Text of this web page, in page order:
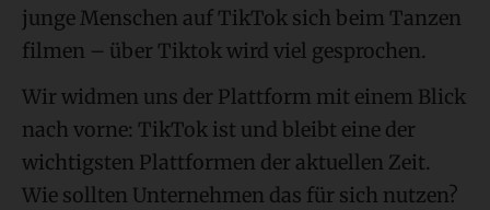
junge Menschen auf TikTok sich beim Tanzen
filmen – über Tiktok wird viel gesprochen.
Wir widmen uns der Plattform mit einem Blick
nach vorne: TikTok ist und bleibt eine der
wichtigsten Plattformen der aktuellen Zeit.
Wie sollten Unternehmen das für sich nutzen?